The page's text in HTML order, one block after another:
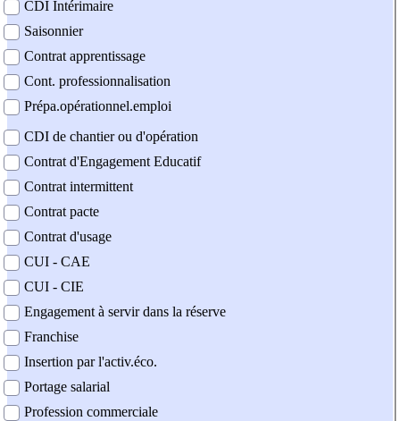
CDI Intérimaire
Saisonnier
Contrat apprentissage
Cont. professionnalisation
Prépa.opérationnel.emploi
CDI de chantier ou d'opération
Contrat d'Engagement Educatif
Contrat intermittent
Contrat pacte
Contrat d'usage
CUI - CAE
CUI - CIE
Engagement à servir dans la réserve
Franchise
Insertion par l'activ.éco.
Portage salarial
Profession commerciale